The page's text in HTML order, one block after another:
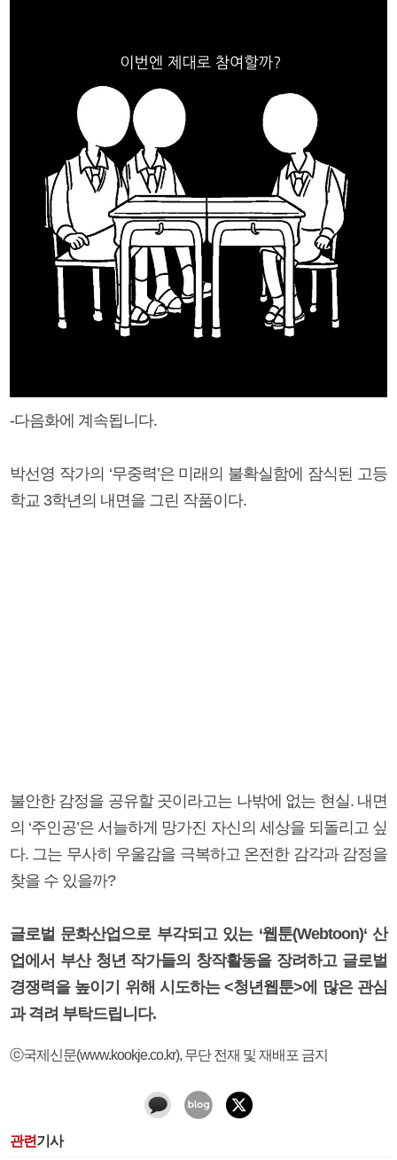
-다음화에 계속됩니다.
박선영 작가의 ‘무중력’은 미래의 불확실함에 잠식된 고등
학교 3학년의 내면을 그린 작품이다.
불안한 감정을 공유할 곳이라고는 나밖에 없는 현실. 내면
의 ‘주인공’은 서늘하게 망가진 자신의 세상을 되돌리고 싶
다. 그는 무사히 우울감을 극복하고 온전한 감각과 감정을
찾을 수 있을까?
글로벌 문화산업으로 부각되고 있는 ‘웹툰(Webtoon)‘ 산
업에서 부산 청년 작가들의 창작활동을 장려하고 글로벌
경쟁력을 높이기 위해 시도하는 <청년웹툰>에 많은 관심
과 격려 부탁드립니다.
ⓒ국제신문(www.kookje.co.kr), 무단 전재 및 재배포 금지
관련기사